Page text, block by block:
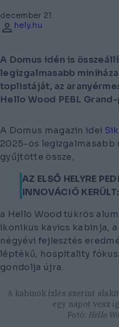
december 21.
hely.hu
A Domus idén is
legizgalmasabb
toplistáját, az
Hello Wood PEBL
A Domus magazin idei
2025-ös
gyűjtötte össze,
AZ ELSŐ HELYRE
INNOVÁCIÓ KERÜLT:
a Hello Wood tükrös
ikonikus kavics kabinja, a
négyévi fejlesztés
léptékű, hospitality
gondolja újra.
A kabinok ízlés szerint
egy napot vesz
Fotó: Hello